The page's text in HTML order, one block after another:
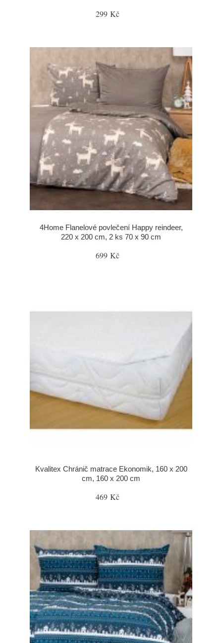
299 Kč
4Home Flanelové povlečení Happy reindeer,
220 x 200 cm, 2 ks 70 x 90 cm
699 Kč
Kvalitex Chránič matrace Ekonomik, 160 x 200
cm, 160 x 200 cm
469 Kč